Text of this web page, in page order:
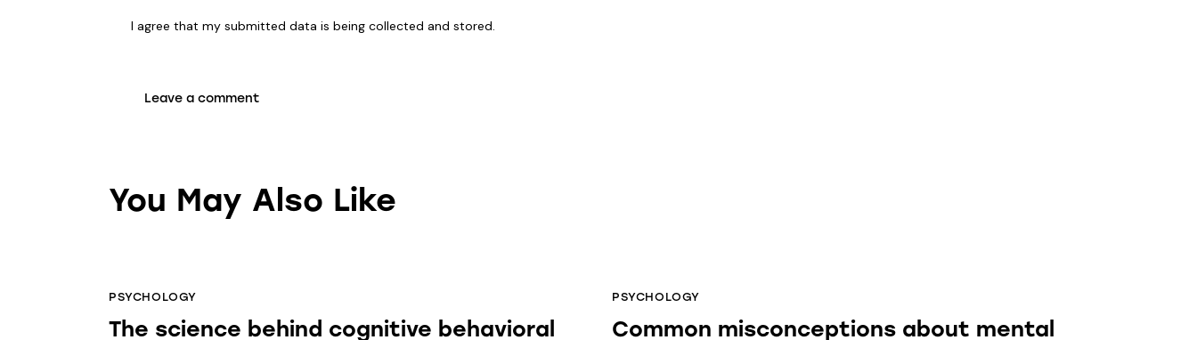
I agree that my submitted data is being collected and stored.
You May Also Like
PSYCHOLOGY
The science behind cognitive behavioral
PSYCHOLOGY
Common misconceptions about mental